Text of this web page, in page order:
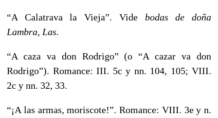
“A Calatrava la Vieja”. Vide bodas de doña
Lambra, Las.
“A caza va don Rodrigo” (o “A cazar va don
Rodrigo”). Romance: III. 5c y nn. 104, 105; VIII.
2c y nn. 32, 33.
“¡A las armas, moriscote!”. Romance: VIII. 3e y n.